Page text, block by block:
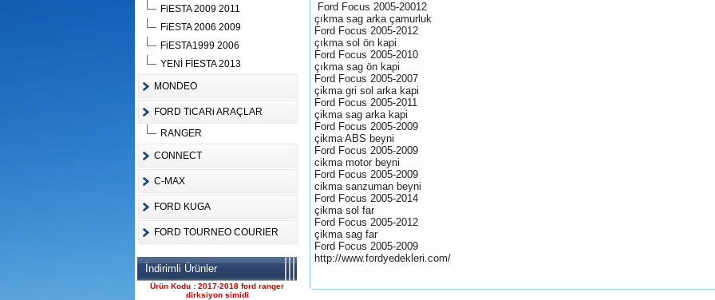
FiESTA 2009 2011
FiESTA 2006 2009
FiESTA1999 2006
YENİ FİESTA 2013
MONDEO
FORD TiCARi ARAÇLAR
RANGER
CONNECT
C-MAX
FORD KUGA
FORD TOURNEO COURIER
İndirimli Ürünler
Ürün Kodu :
FORD CONNECT ÇIKMA
ÇELİK JANT CANT
komple motor
2017-2018 ford ranger 2.2
komple motor
Ürün Kodu : 2017-2018 ford ranger
dirksiyon simidi
Ford Focus 2005-20012
çıkma sag arka çamurluk
Ford Focus 2005-2012
çıkma sol ön kapi
Ford Focus 2005-2010
çıkma sag ön kapi
Ford Focus 2005-2007
çikma gri sol arka kapi
Ford Focus 2005-2011
çikma sag arka kapi
Ford Focus 2005-2009
çikma ABS beyni
Ford Focus 2005-2009
cikma motor beyni
Ford Focus 2005-2009
cikma sanzuman beyni
Ford Focus 2005-2014
çikma sol far
Ford Focus 2005-2012
çikma sag far
Ford Focus 2005-2009
http://www.fordyedekleri.com/